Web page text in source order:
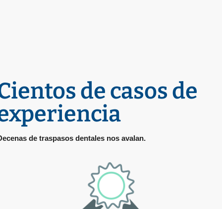
de casos de
de traspasos dentales nos avalan.